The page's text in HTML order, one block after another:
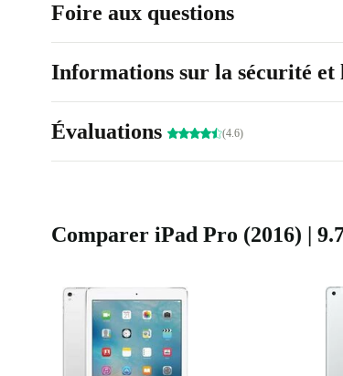
Foire aux questions
Informations sur la sécurité
Évaluations (4.6)
Comparer iPad Pro (2016) |